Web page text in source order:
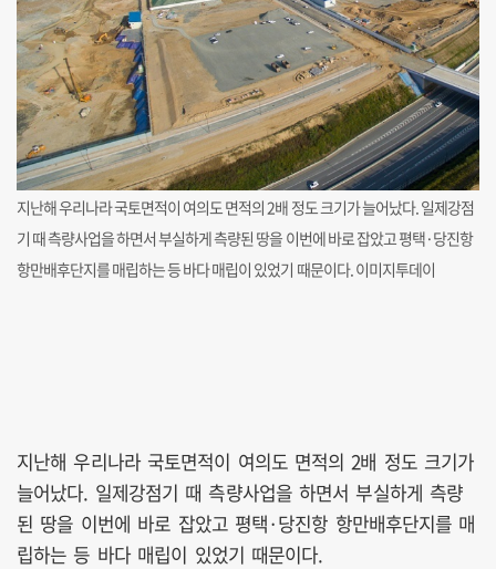
지난해 우리나라 국토면적이 여의도 면적의 2배 정도 크기가 늘어났다. 일제강점
기 때 측량사업을 하면서 부실하게 측량된 땅을 이번에 바로 잡았고 평택·당진항
항만배후단지를 매립하는 등 바다 매립이 있었기 때문이다. 이미지투데이
지난해 우리나라 국토면적이 여의도 면적의 2배 정도 크기가
늘어났다. 일제강점기 때 측량사업을 하면서 부실하게 측량
된 땅을 이번에 바로 잡았고 평택·당진항 항만배후단지를 매
립하는 등 바다 매립이 있었기 때문이다.